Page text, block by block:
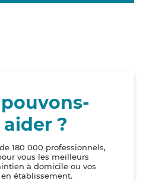
?
180 000 professionnels,
vous les meilleurs
à domicile ou vos
établissement.